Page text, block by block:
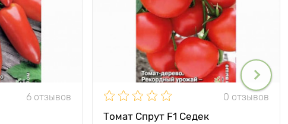
6 отзывов 0 отзывов
Томат Спрут F1 Седек